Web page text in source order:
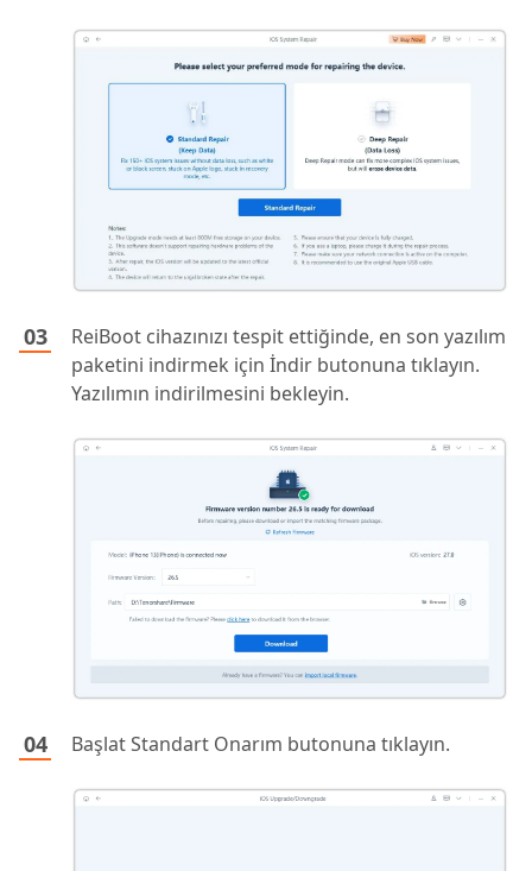
ReiBoot cihazınızı tespit ettiğinde, en son yazılım
paketini indirmek için İndir butonuna tıklayın.
Yazılımın indirilmesini bekleyin.
Başlat Standart Onarım butonuna tıklayın.